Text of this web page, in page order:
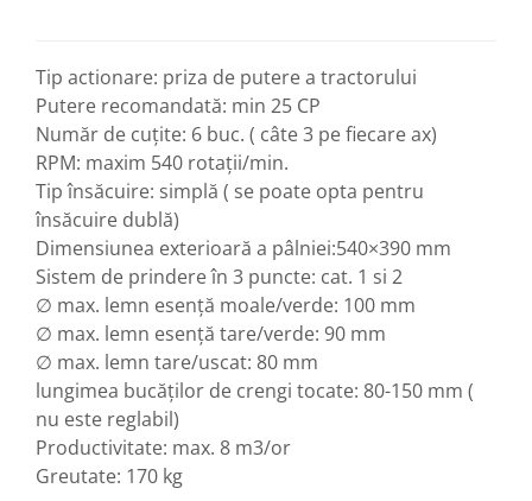
Pompe de apa de suprafata
Pompe recirculare
Pompe submersibile
Sisteme de irigat si stropit
Timp liber
Accesorii pentru ATV
Alte vehicule electrice
ATV-uri
Biciclete
Scuter
Tocatoare resturi vegetale
Despicatoare de lemne
Granulatoare de furaje
Tocatoare de furaje
Tip actionare: priza de putere a tractorului
Putere recomandată: min 25 CP
Număr de cuțite: 6 buc. ( câte 3 pe fiecare ax)
RPM: maxim 540 rotații/min.
Tip însăcuire: simplă ( se poate opta pentru
însăcuire dublă)
Dimensiunea exterioară a pâlniei:540×390 mm
Sistem de prindere în 3 puncte: cat. 1 si 2
∅ max. lemn esență moale/verde: 100 mm
∅ max. lemn esență tare/verde: 90 mm
∅ max. lemn tare/uscat: 80 mm
lungimea bucăților de crengi tocate: 80-150 mm (
nu este reglabil)
Productivitate: max. 8 m3/or
Greutate: 170 kg